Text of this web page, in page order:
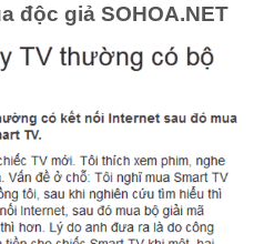
độc giả SOHOA.NET